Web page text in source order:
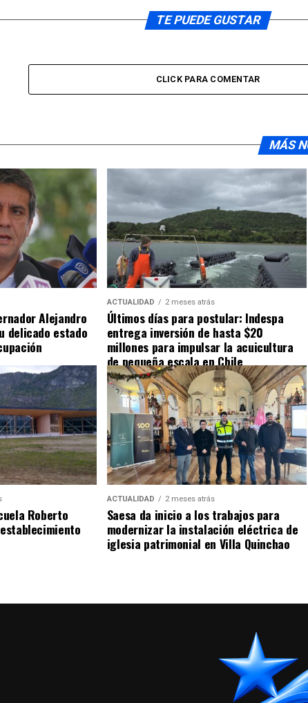
TE PUEDE GUSTAR
CLICK PARA COMENTAR
MÁS
Alejandro
delicado estado
ACTUALIDAD 2 meses atrás
Últimos días para postular: Indespa
entrega inversión de hasta $20
millones para impulsar la acuicultura
de pequeña escala en Chile
Roberto
ACTUALIDAD 2 meses atrás
Saesa da inicio a los trabajos para
modernizar la instalación eléctrica de
iglesia patrimonial en Villa Quinchao